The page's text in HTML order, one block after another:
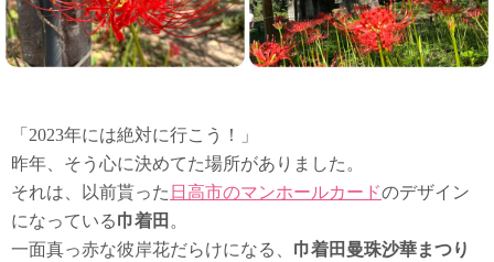
「2023年には絶対に行こう！」
昨年、そう心に決めてた場所がありました。
それは、以前貰った 日高市のマンホールカードのデザイン
になっている巾着田 。
一面真っ赤な彼岸花だらけになる、 巾着田曼珠沙華まつり